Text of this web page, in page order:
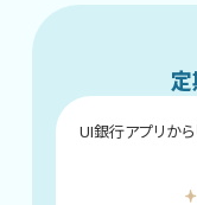
UI銀行アプリか